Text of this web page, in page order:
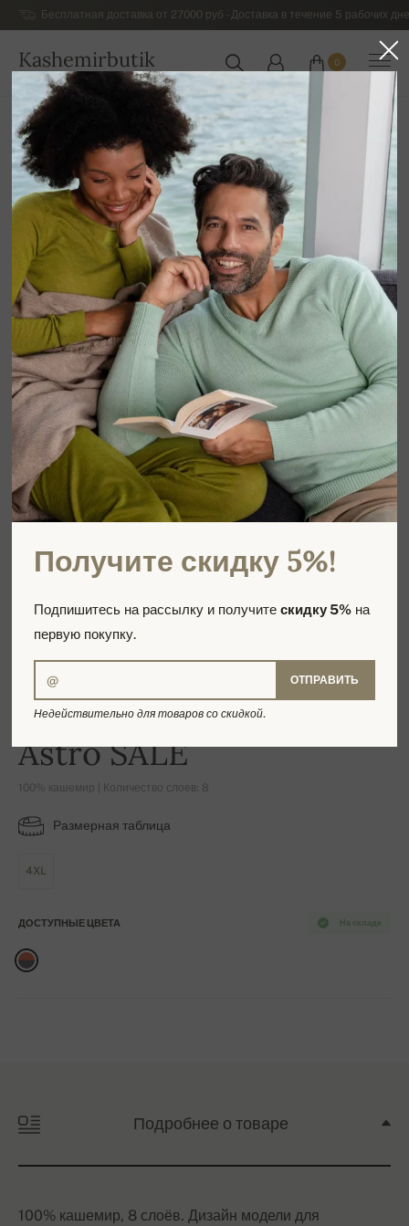
Бесплатная доставка от 27000 руб - Доставка в течение 5 рабочих
Kashemirbutik
РОССИЯ
0
Главная ДЛЯ НЕГО
-25%
Astro SALE
100% кашемир | Количество слоев: 8
Размерная таблица
4XL
На складе
ДОСТУПНЫЕ ЦВЕТА
Подробнее о товаре
100% кашемир, 8 слоёв. Дизайн модели для
Получите скидку 5%!
Подпишитесь на рассылку и получитескидку 5% на
первую покупку.
ОТПРАВИТЬ
Недействительно для товаров со скидкой.